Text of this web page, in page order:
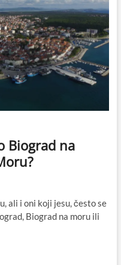
Biograd na
ali i oni koji jesu, često se
Biograd na moru ili